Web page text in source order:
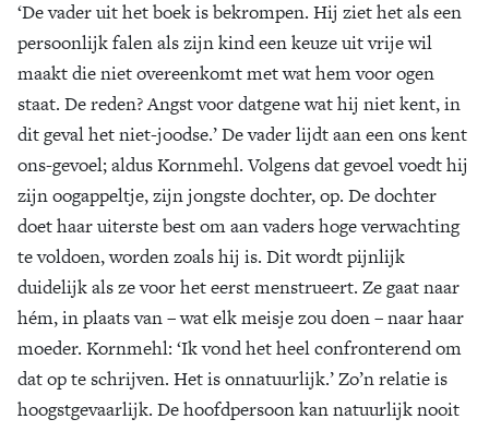
‘De vader uit het boek is bekrompen. Hij ziet het als een
persoonlijk falen als zijn kind een keuze uit vrije wil
maakt die niet overeenkomt met wat hem voor ogen
staat. De reden? Angst voor datgene wat hij niet kent, in
dit geval het niet-joodse.’ De vader lijdt aan een ons kent
ons-gevoel; aldus Kornmehl. Volgens dat gevoel voedt hij
zijn oogappeltje, zijn jongste dochter, op. De dochter
doet haar uiterste best om aan vaders hoge verwachting
te voldoen, worden zoals hij is. Dit wordt pijnlijk
duidelijk als ze voor het eerst menstrueert. Ze gaat naar
hém, in plaats van – wat elk meisje zou doen – naar haar
moeder. Kornmehl: ‘Ik vond het heel confronterend om
dat op te schrijven. Het is onnatuurlijk.’ Zo’n relatie is
hoogstgevaarlijk. De hoofdpersoon kan natuurlijk nooit